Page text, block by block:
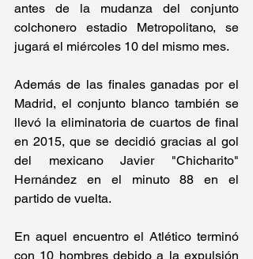
antes de la mudanza del conjunto
colchonero estadio Metropolitano, se
jugará el miércoles 10 del mismo mes.
Además de las finales ganadas por el
Madrid, el conjunto blanco también se
llevó la eliminatoria de cuartos de final
en 2015, que se decidió gracias al gol
del mexicano Javier "Chicharito"
Hernández en el minuto 88 en el
partido de vuelta.
En aquel encuentro el Atlético terminó
con 10 hombres debido a la expulsión